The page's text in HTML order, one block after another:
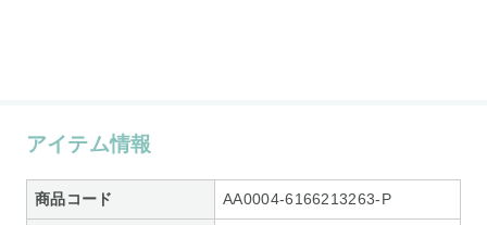
アイテム情報
商品コード AA0004-6166213263-P